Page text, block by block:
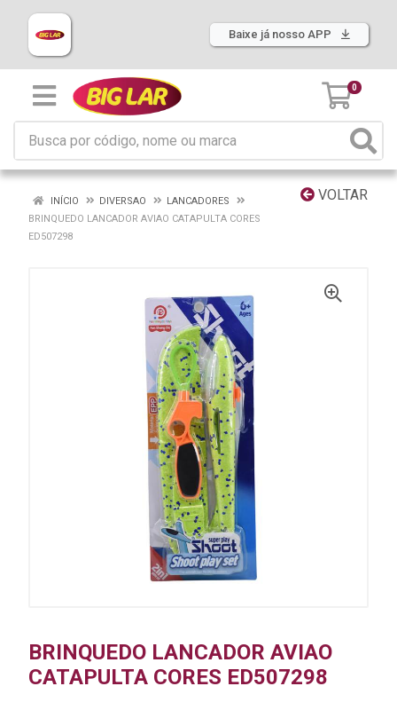
Baixe já nosso APP
0
VOLTAR
INÍCIO DIVERSAO
LANCADORES
BRINQUEDO LANCADOR AVIAO CATAPULTA CORES
ED507298
BRINQUEDO LANCADOR AVIAO
CATAPULTA CORES ED507298